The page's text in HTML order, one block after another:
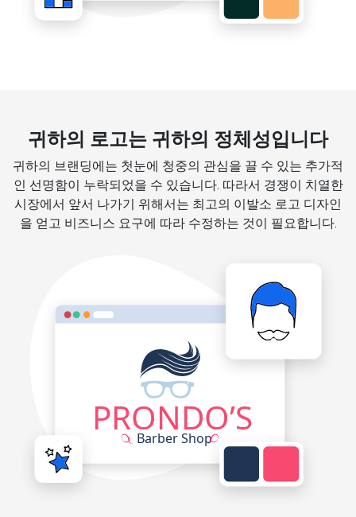
귀하의 로고는 귀하의 정체성입니다
귀하의 브랜딩에는 첫눈에 청중의 관심을 끌 수 있는 추가적
인 선명함이 누락되었을 수 있습니다. 따라서 경쟁이 치열한
시장에서 앞서 나가기 위해서는 최고의 이발소 로고 디자인
을 얻고 비즈니스 요구에 따라 수정하는 것이 필요합니다.